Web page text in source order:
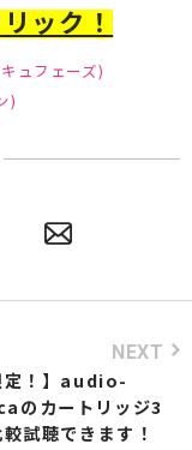
ック！
ュフェーズ)
)
NEXT
定！】audio-
のカートリッジ3
試聴できます！